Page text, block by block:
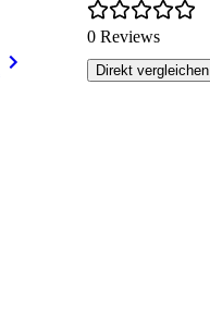
0 Reviews
Direkt vergleichen